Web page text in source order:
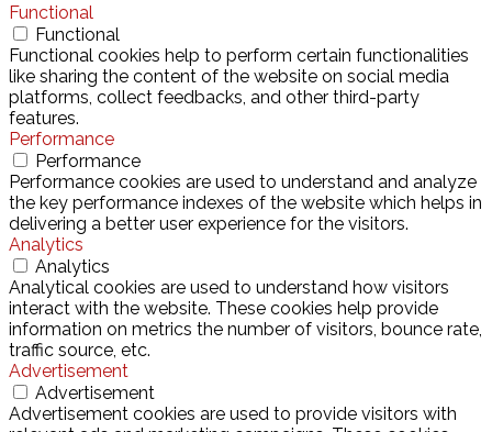
Functional
Functional
Functional cookies help to perform certain functionalities
like sharing the content of the website on social media
platforms, collect feedbacks, and other third-party
features.
Performance
Performance
Performance cookies are used to understand and analyze
the key performance indexes of the website which helps in
delivering a better user experience for the visitors.
Analytics
Analytics
Analytical cookies are used to understand how visitors
interact with the website. These cookies help provide
information on metrics the number of visitors, bounce rate,
traffic source, etc.
Advertisement
Advertisement
Advertisement cookies are used to provide visitors with